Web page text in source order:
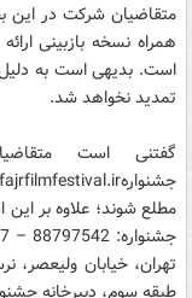
است. بدیهی است به
تمدید نخواهد شد.
گفتنی است
طبقه سوم، دبیرخانه